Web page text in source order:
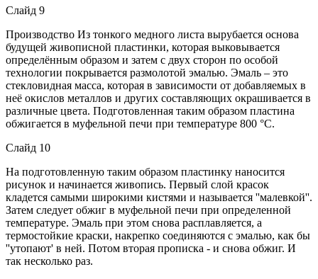
Слайд 9
Производство Из тонкого медного листа вырубается основа
будущей живописной пластинки, которая выковывается
определённым образом и затем с двух сторон по особой
технологии покрывается размолотой эмалью. Эмаль – это
стекловидная масса, которая в зависимости от добавляемых в
неё окислов металлов и других составляющих окрашивается в
различные цвета. Подготовленная таким образом пластина
обжигается в муфельной печи при температуре 800 °С.
Слайд 10
На подготовленную таким образом пластинку наносится
рисунок и начинается живопись. Первый слой красок
кладется самыми широкими кистями и называется ''малевкой''.
Затем следует обжиг в муфельной печи при определенной
температуре. Эмаль при этом снова расплавляется, а
термостойкие краски, накрепко соединяются с эмалью, как бы
''утопают' в ней. Потом вторая прописка - и снова обжиг. И
так несколько раз.